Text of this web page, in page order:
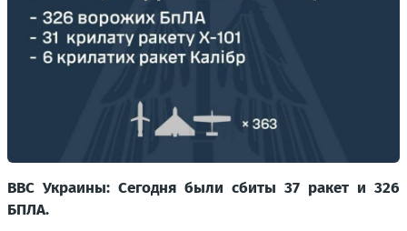
ВВС Украины: Сегодня были сбиты 37 ракет и 326
БПЛА.